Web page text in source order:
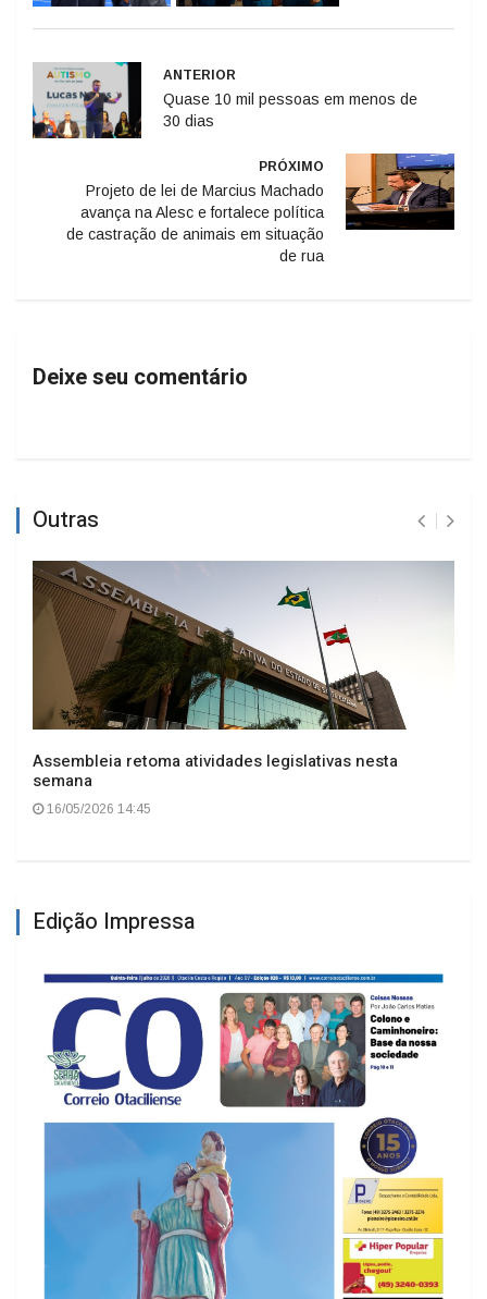
ANTERIOR
Quase 10 mil pessoas em menos de
30 dias
PRÓXIMO
Projeto de lei de Marcius Machado
avança na Alesc e fortalece política
de castração de animais em situação
de rua
Deixe seu comentário
Outras
Assembleia retoma atividades legislativas nesta
semana
16/05/2026 14:45
Edição Impressa